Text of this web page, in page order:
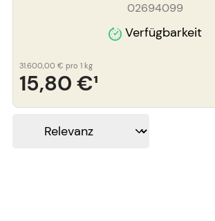
02694099
Verfügbarkeit
15,80 €¹
31.600,00 € pro 1 kg